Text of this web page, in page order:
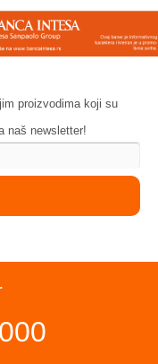
proizvodima koji su
naš newsletter!